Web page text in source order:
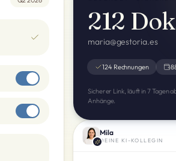
212
maria@gestoria.es
124 Rechnungen
Sicherer Link, läuft in 7 Tagen
Anhänge.
Mila
DEINE KI-KOLLEGIN